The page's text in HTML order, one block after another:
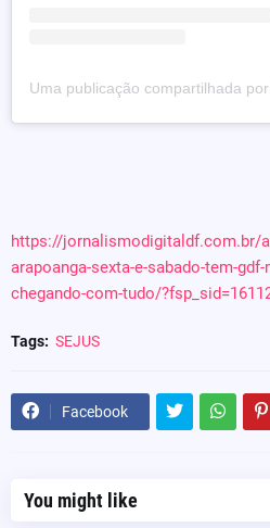
https://jornalismodigitaldf.com.br/
arapoanga-sexta-e-sabado-tem-
chegando-com-tudo/
Tags: SEJUS
Facebook
You might like